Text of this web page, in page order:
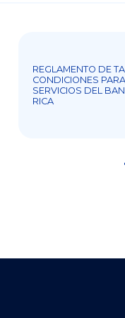
REGLAMENTO DE
CONDICIONES
SERVICIOS DEL
RICA
del Banco de Costa